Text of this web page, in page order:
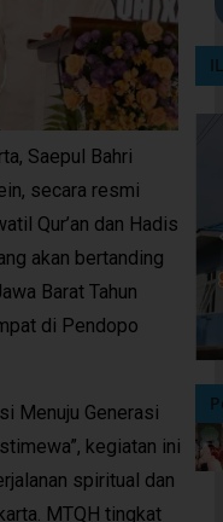
Saepul Bahri
secara resmi
Qur’an dan Hadis
akan bertanding
Barat Tahun
di Pendopo
Menuju Generasi
kegiatan ini
spiritual dan
MTQH tingkat